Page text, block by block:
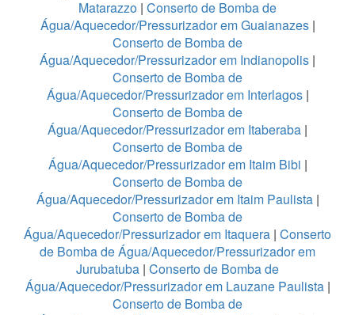
Matarazzo | Conserto de Bomba de
Água/Aquecedor/Pressurizador em Guaianazes|
Conserto de Bomba de
Água/Aquecedor/Pressurizador em Indianopolis |
Conserto de Bomba de
Água/Aquecedor/Pressurizador em Interlagos|
Conserto de Bomba de
Água/Aquecedor/Pressurizador em Itaberaba |
Conserto de Bomba de
Água/Aquecedor/Pressurizador em Itaim Bibi |
Conserto de Bomba de
Água/Aquecedor/Pressurizador em Itaim Paulista |
Conserto de Bomba de
Água/Aquecedor/Pressurizador em Itaquera | Conserto
de Bomba de Água/Aquecedor/Pressurizador em
Jurubatuba | Conserto de Bomba de
Água/Aquecedor/Pressurizador em Lauzane Paulista |
Conserto de Bomba de